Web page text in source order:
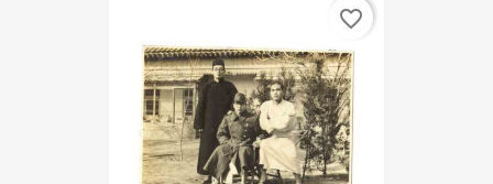
favorite_border